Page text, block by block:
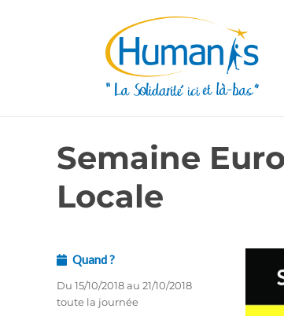
Semaine
Locale
Quand ?
Du 15/10/2018 au 21/10/2018
toute la journée